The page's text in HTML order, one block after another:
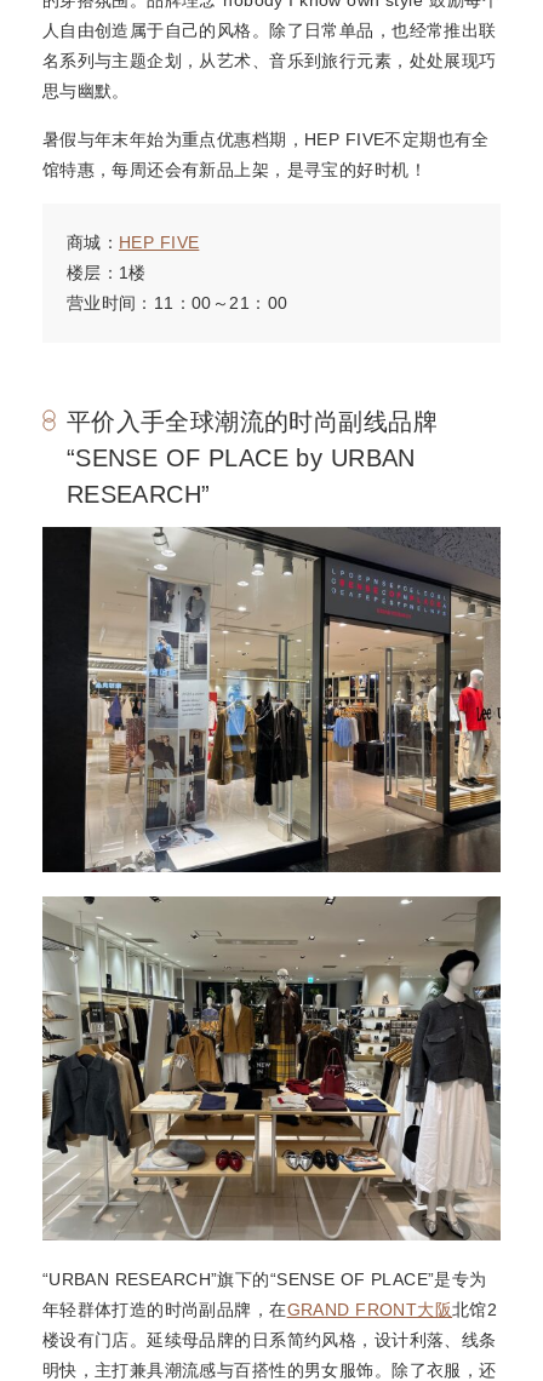
人自由创造属于自己的风格。除了日常单品，也经常推出联
名系列与主题企划，从艺术、音乐到旅行元素，处处展现巧
思与幽默。
暑假与年末年始为重点优惠档期，HEP FIVE不定期也有全
馆特惠，每周还会有新品上架，是寻宝的好时机！
商城： HEP FIVE
楼层：1楼
营业时间：11：00～21：00
平价入手全球潮流的时尚副线品牌
“SENSE OF PLACE by URBAN
RESEARCH”
“URBAN RESEARCH”旗下的“SENSE OF PLACE”是专为
年轻群体打造的时尚副品牌，在GRAND FRONT大阪北馆2
楼设有门店。延续母品牌的日系简约风格，设计利落、线条
明快，主打兼具潮流感与百搭性的男女服饰。除了衣服，还